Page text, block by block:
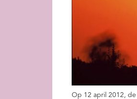
Op 12 april 2012, de